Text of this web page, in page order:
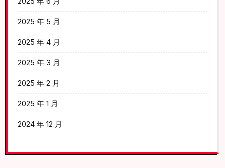
2025 年 5 月
2025 年 4 月
2025 年 3 月
2025 年 2 月
2025 年 1 月
2024 年 12 月